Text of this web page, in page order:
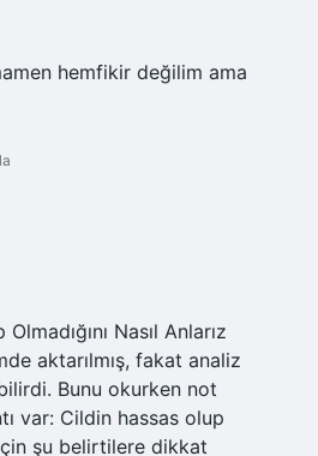
hemfikir değilim ama
Nasıl Anlarız
aktarılmış, fakat analiz
Bunu okurken not
var: Cildin hassas olup
şu belirtilere dikkat